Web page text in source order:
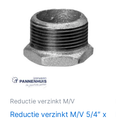
Reductie verzinkt M/V
Reductie verzinkt M/V 5/4″ x